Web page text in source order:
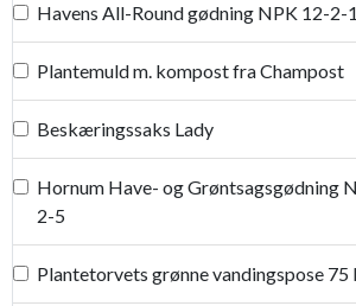
Havens All-Round gødning NPK 12-2-
Plantemuld m. kompost fra Champost
Beskæringssaks Lady
Hornum Have- og Grøntsagsgødning
2-5
Plantetorvets grønne vandingspose 75